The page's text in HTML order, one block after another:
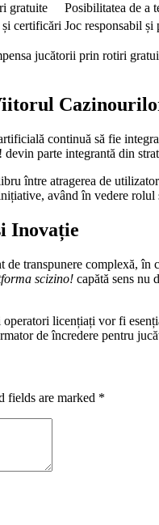
gratuite
Posibilitatea de a
certificări Joc responsabil și
jucătorii prin rotiri
continuă să fie
parte integrantă din
între atragerea de
având în vedere
Inovație
transpunere complexă,
scizino! capătă sens nu
licențiați vor fi
de încredere pentru
fields are marked *